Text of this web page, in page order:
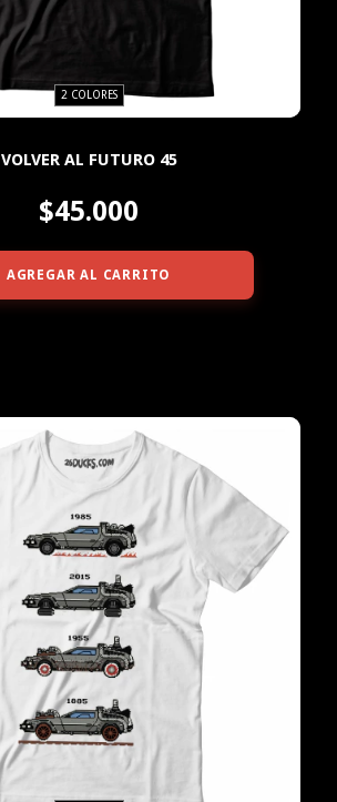
2 COLORES
VOLVER AL FUTURO 45
$45.000
AGREGAR AL CARRITO